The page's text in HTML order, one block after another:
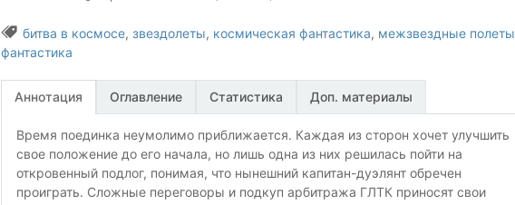
битва в космосе, звездолеты, космическая фантастика, межзвездные полеты
фантастика
Аннотация Оглавление Статистика Доп. материалы
Время поединка неумолимо приближается. Каждая из сторон хочет улучшить
свое положение до его начала, но лишь одна из них решилась пойти на
откровенный подлог, понимая, что нынешний капитан-дуэлянт обречен
проиграть. Сложные переговоры и подкуп арбитража ГЛТК приносят свои